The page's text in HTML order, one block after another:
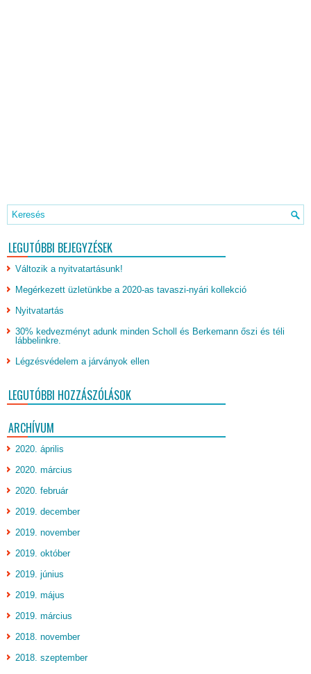
LEGUTÓBBI BEJEGYZÉSEK
Változik a nyitvatartásunk!
Megérkezett üzletünkbe a 2020-as tavaszi-nyári kollekció
Nyitvatartás
30% kedvezményt adunk minden Scholl és Berkemann őszi és téli
lábbelinkre.
Légzésvédelem a járványok ellen
LEGUTÓBBI HOZZÁSZÓLÁSOK
ARCHÍVUM
2020. április
2020. március
2020. február
2019. december
2019. november
2019. október
2019. június
2019. május
2019. március
2018. november
2018. szeptember